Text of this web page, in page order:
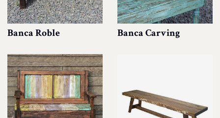
Banca Roble Banca Carving